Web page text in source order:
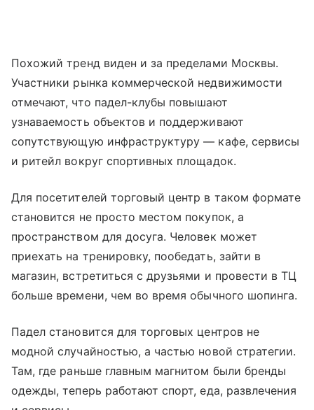
Похожий тренд виден и за пределами Москвы.
Участники рынка коммерческой недвижимости
отмечают, что падел-клубы повышают
узнаваемость объектов и поддерживают
сопутствующую инфраструктуру — кафе, сервисы
и ритейл вокруг спортивных площадок.
Для посетителей торговый центр в таком формате
становится не просто местом покупок, а
пространством для досуга. Человек может
приехать на тренировку, пообедать, зайти в
магазин, встретиться с друзьями и провести в ТЦ
больше времени, чем во время обычного шопинга.
Падел становится для торговых центров не
модной случайностью, а частью новой стратегии.
Там, где раньше главным магнитом были бренды
одежды, теперь работают спорт, еда, развлечения